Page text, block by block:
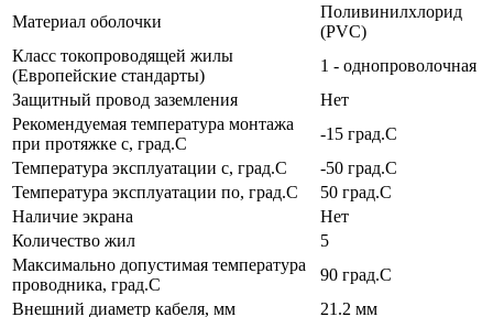
Материал оболочки
Поливинилхлорид
(PVC)
Класс токопроводящей жилы
(Европейские стандарты)
1 - однопроволочная
Защитный провод заземления
Нет
Рекомендуемая температура монтажа
при протяжке с, град.C
-15 град.C
Температура эксплуатации с, град.C
-50 град.C
Температура эксплуатации по, град.C
50 град.C
Наличие экрана
Нет
Количество жил
5
Максимально допустимая температура
проводника, град.C
90 град.C
Внешний диаметр кабеля, мм
21.2 мм